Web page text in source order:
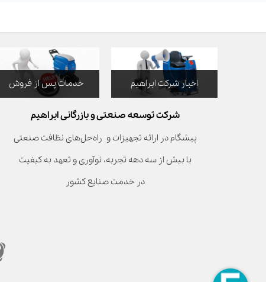
اخبار شرکت ابراهیم خدمات پس از فروش
شرکت توسعه صنعتی و بازرگانی ابراهیم
پیشگام در ارائه تجهیزات و راه‌حل‌های نظافت صنعتی
با بیش از سه دهه تجربه، نوآوری و تعهد به کیفیت
در خدمت صنایع کشور